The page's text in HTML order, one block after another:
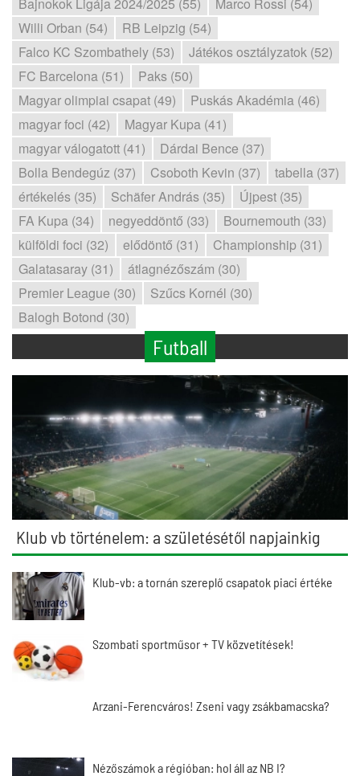
Willi Orban (54)
RB Leipzig (54)
Falco KC Szombathely (53)
Játékos osztályzatok (52)
FC Barcelona (51)
Paks (50)
Magyar olimpiai csapat (49)
Puskás Akadémia (46)
magyar foci (42)
Magyar Kupa (41)
magyar válogatott (41)
Dárdai Bence (37)
Bolla Bendegúz (37)
Csoboth Kevin (37)
tabella (37)
értékelés (35)
Schäfer András (35)
Újpest (35)
FA Kupa (34)
negyeddöntő (33)
Bournemouth (33)
külföldi foci (32)
elődöntő (31)
Championship (31)
Galatasaray (31)
átlagnézőszám (30)
Premier League (30)
Szűcs Kornél (30)
Balogh Botond (30)
Futball
Klub vb történelem: a születésétől napjainkig
Klub-vb: a tornán szereplő csapatok piaci értéke
Szombati sportműsor + TV közvetítések!
Arzani-Ferencváros! Zseni vagy zsákbamacska?
Nézőszámok a régióban: hol áll az NB I?